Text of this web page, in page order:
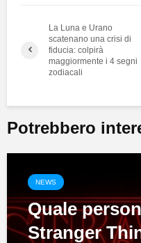
La Luna e Urano
scatenano una crisi di
fiducia: colpirà
maggiormente i 4 segni
zodiacali
Potrebbero
NEWS
Quale
Stranger